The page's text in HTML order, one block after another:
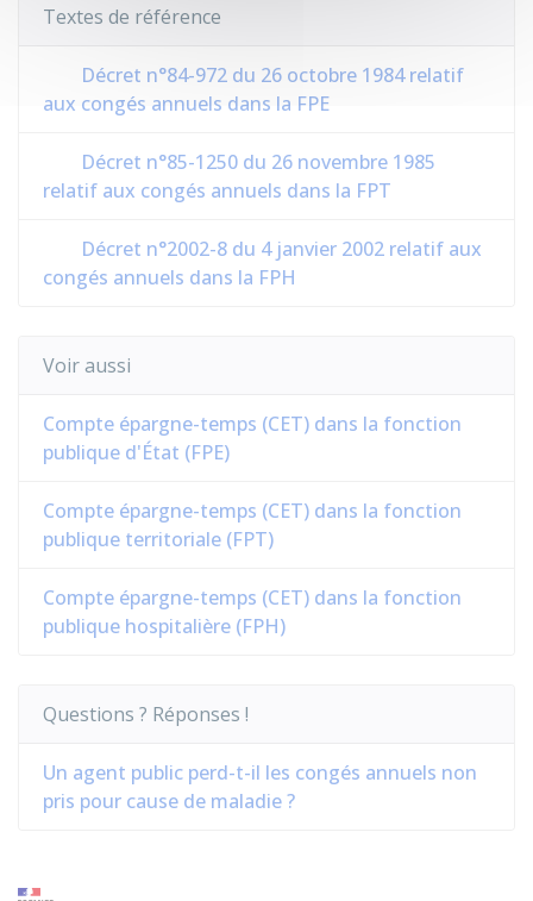
Textes de référence
Décret n°84-972 du 26 octobre 1984 relatif
aux congés annuels dans la FPE
Décret n°85-1250 du 26 novembre 1985
relatif aux congés annuels dans la FPT
Décret n°2002-8 du 4 janvier 2002 relatif aux
congés annuels dans la FPH
Voir aussi
Compte épargne-temps (CET) dans la fonction
publique d'État (FPE)
Compte épargne-temps (CET) dans la fonction
publique territoriale (FPT)
Compte épargne-temps (CET) dans la fonction
publique hospitalière (FPH)
Questions ? Réponses !
Un agent public perd-t-il les congés annuels non
pris pour cause de maladie ?